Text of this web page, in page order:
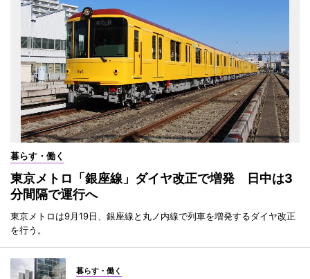
暮らす・働く
東京メトロ「銀座線」ダイヤ改正で増発 日中は3
分間隔で運行へ
東京メトロは9月19日、銀座線と丸ノ内線で列車を増発するダイヤ改正
を行う。
暮らす・働く